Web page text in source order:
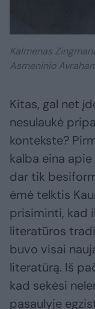
Kalmenas
Asmeninio
Kitas, gal net
nesulaukė
kontekste?
kalba eina
dar tik
ėmė telktis
prisiminti, kad
literatūros
buvo visai
literatūrą. Iš
kad sekėsi
pasaulyje